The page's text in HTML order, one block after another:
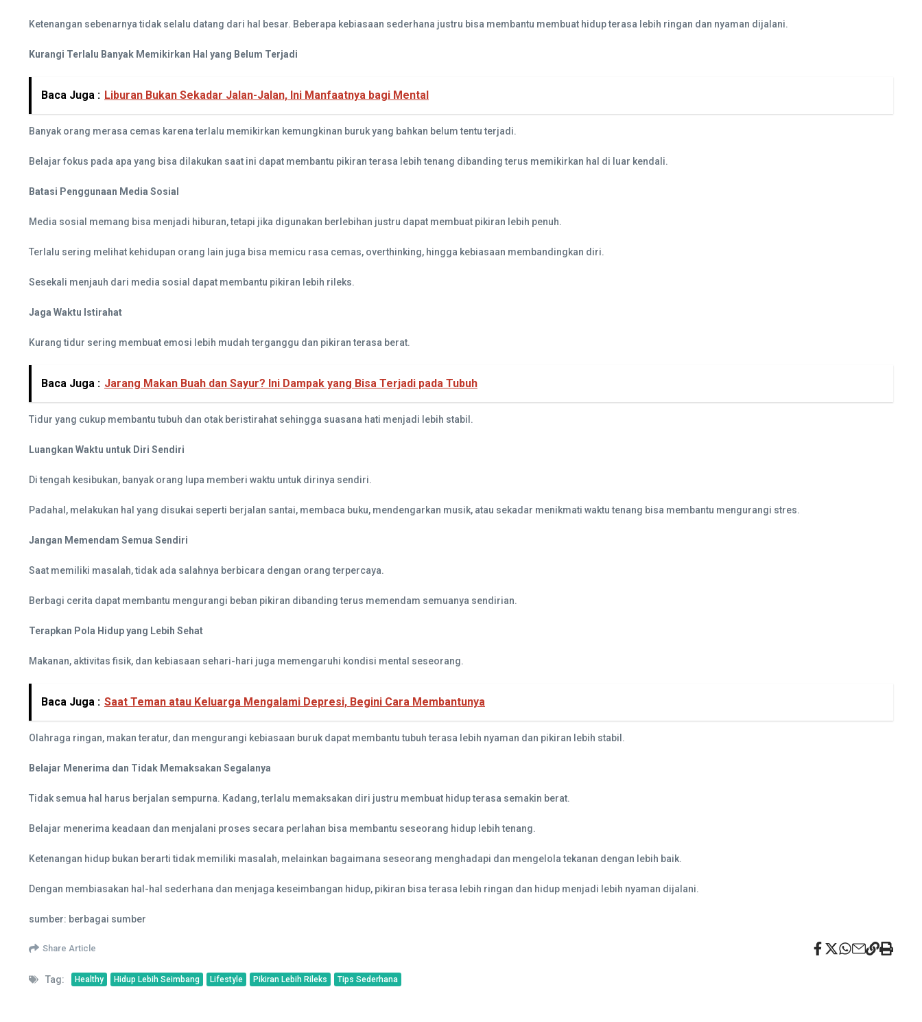
Ketenangan sebenarnya tidak selalu datang dari hal besar. Beberapa kebiasaan sederhana justru bisa membantu membuat hidup terasa lebih ringan dan nyaman dijalani.
Kurangi Terlalu Banyak Memikirkan Hal yang Belum Terjadi
Baca Juga : Liburan Bukan Sekadar Jalan-Jalan, Ini Manfaatnya bagi Mental
Banyak orang merasa cemas karena terlalu memikirkan kemungkinan buruk yang bahkan belum tentu terjadi.
Belajar fokus pada apa yang bisa dilakukan saat ini dapat membantu pikiran terasa lebih tenang dibanding terus memikirkan hal di luar kendali.
Batasi Penggunaan Media Sosial
Media sosial memang bisa menjadi hiburan, tetapi jika digunakan berlebihan justru dapat membuat pikiran lebih penuh.
Terlalu sering melihat kehidupan orang lain juga bisa memicu rasa cemas, overthinking, hingga kebiasaan membandingkan diri.
Sesekali menjauh dari media sosial dapat membantu pikiran lebih rileks.
Jaga Waktu Istirahat
Kurang tidur sering membuat emosi lebih mudah terganggu dan pikiran terasa berat.
Baca Juga : Jarang Makan Buah dan Sayur? Ini Dampak yang Bisa Terjadi pada Tubuh
Tidur yang cukup membantu tubuh dan otak beristirahat sehingga suasana hati menjadi lebih stabil.
Luangkan Waktu untuk Diri Sendiri
Di tengah kesibukan, banyak orang lupa memberi waktu untuk dirinya sendiri.
Padahal, melakukan hal yang disukai seperti berjalan santai, membaca buku, mendengarkan musik, atau sekadar menikmati waktu tenang bisa membantu mengurangi stres.
Jangan Memendam Semua Sendiri
Saat memiliki masalah, tidak ada salahnya berbicara dengan orang terpercaya.
Berbagi cerita dapat membantu mengurangi beban pikiran dibanding terus memendam semuanya sendirian.
Terapkan Pola Hidup yang Lebih Sehat
Makanan, aktivitas fisik, dan kebiasaan sehari-hari juga memengaruhi kondisi mental seseorang.
Baca Juga : Saat Teman atau Keluarga Mengalami Depresi, Begini Cara Membantunya
Olahraga ringan, makan teratur, dan mengurangi kebiasaan buruk dapat membantu tubuh terasa lebih nyaman dan pikiran lebih stabil.
Belajar Menerima dan Tidak Memaksakan Segalanya
Tidak semua hal harus berjalan sempurna. Kadang, terlalu memaksakan diri justru membuat hidup terasa semakin berat.
Belajar menerima keadaan dan menjalani proses secara perlahan bisa membantu seseorang hidup lebih tenang.
Ketenangan hidup bukan berarti tidak memiliki masalah, melainkan bagaimana seseorang menghadapi dan mengelola tekanan dengan lebih baik.
Dengan membiasakan hal-hal sederhana dan menjaga keseimbangan hidup, pikiran bisa terasa lebih ringan dan hidup menjadi lebih nyaman dijalani.
sumber: berbagai sumber
Share Article
Tag: Healthy Hidup Lebih Seimbang Lifestyle Pikiran Lebih Rileks Tips Sederhana